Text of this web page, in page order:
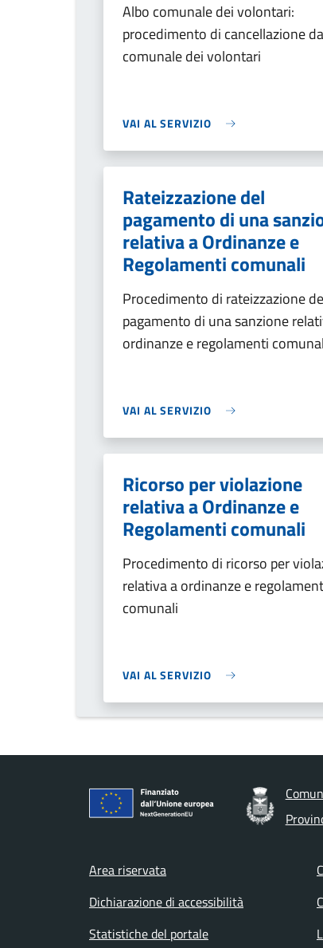
Albo comunale dei volontari:
procedimento di cancellazione
comunale dei volontari
VAI AL SERVIZIO
Rateizzazione del
pagamento di una
relativa a Ordinanze e
Regolamenti comunali
Procedimento di rateizzazione
pagamento di una sanzione
ordinanze e regolamenti
VAI AL SERVIZIO
Ricorso per violazione
relativa a Ordinanze e
Regolamenti comunali
Procedimento di ricorso per
relativa a ordinanze e
comunali
VAI AL SERVIZIO
Footer menu
Area riservata
Dichiarazione di accessibilità
Statistiche del portale